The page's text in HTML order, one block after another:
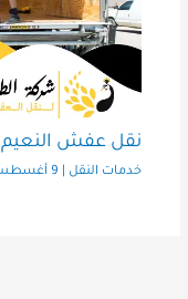
نقل عفش النعيم
خدمات النقل 9 أغسطس، 2025